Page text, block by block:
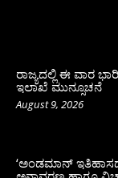
ರಾಜ್ಯದಲ್ಲಿ ಈ ವಾರ
ಇಲಾಖೆ ಮುನ್ಸೂಚನೆ
August 9, 2026
‘ಅಂಡಮಾನ್